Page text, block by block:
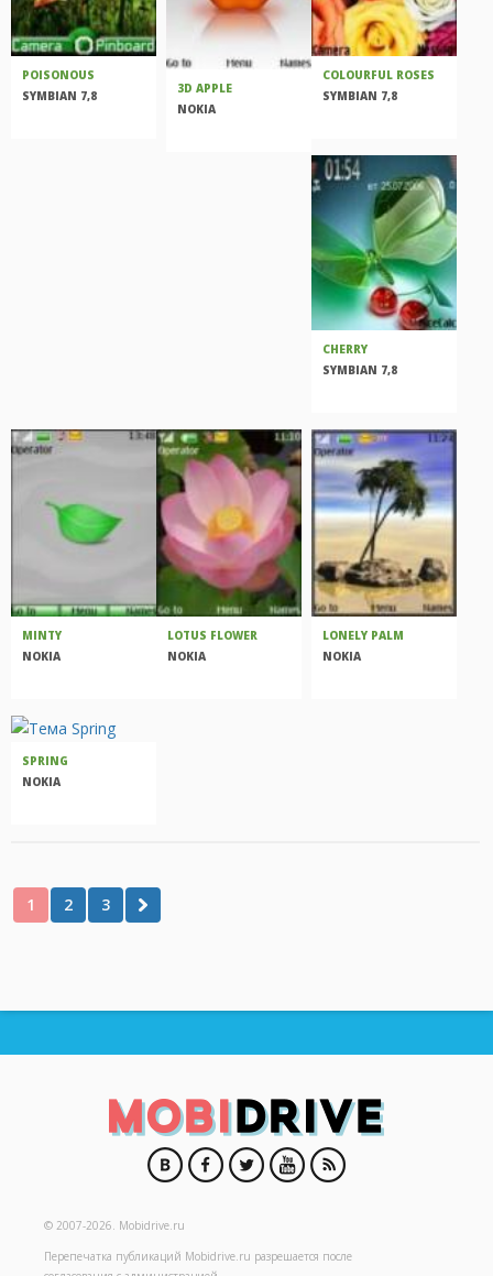
POISONOUS
SYMBIAN 7,8
3D APPLE
NOKIA
COLOURFUL ROSES
SYMBIAN 7,8
CHERRY
SYMBIAN 7,8
MINTY
NOKIA
LOTUS FLOWER
NOKIA
LONELY PALM
NOKIA
SPRING
NOKIA
1 2 3
© 2007-2026. Mobidrive.ru
Перепечатка публикаций Mobidrive.ru разрешается после